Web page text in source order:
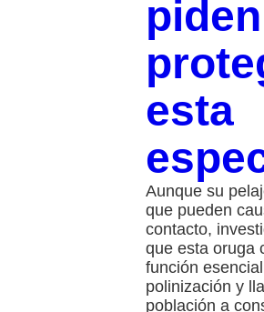
piden
esta
Aunque su
que pueden
contacto,
que esta oruga
función
polinización y
población a